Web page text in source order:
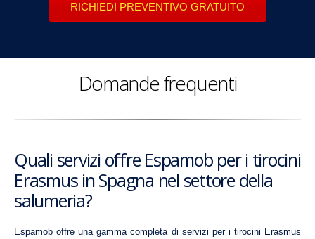
RICHIEDI PREVENTIVO GRATUITO
Domande frequenti
Quali servizi offre Espamob per i tirocini
Erasmus in Spagna nel settore della
salumeria?
Espamob offre una gamma completa di servizi per i tirocini Erasmus